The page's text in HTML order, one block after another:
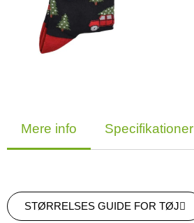
Mere info Specifikationer
STØRRELSES GUIDE FOR TØJ